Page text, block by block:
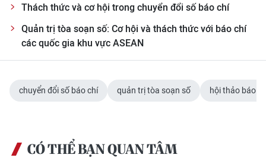
Thách thức và cơ hội trong chuyển đổi số báo chí
Quản trị tòa soạn số: Cơ hội và thách thức với báo chí
các quốc gia khu vực ASEAN
chuyển đổi số báo chí quản trị tòa soạn số hội thảo báo
CÓ THỂ BẠN QUAN TÂM